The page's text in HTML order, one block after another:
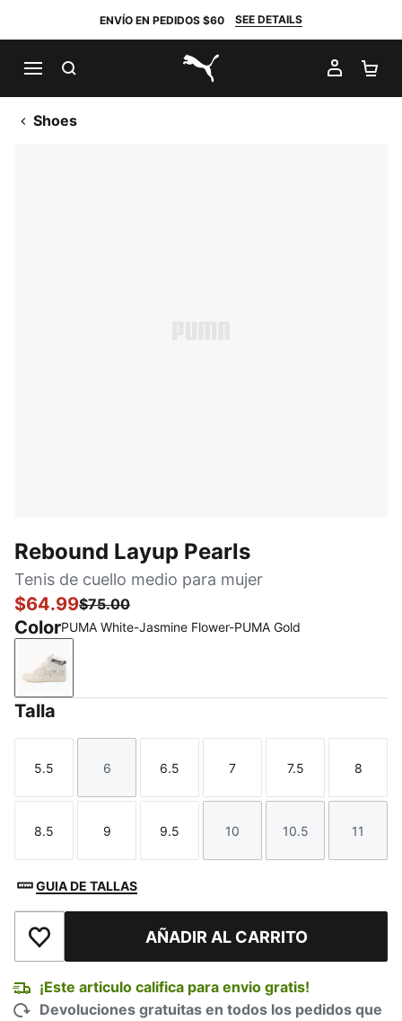
ENVÍO EN PEDIDOS $60 SEE DETAILS
PUMA.com
MI
Shoes
Rebound Layup Pearls
Tenis de cuello medio para mujer
$64.99$75.00
ColorPUMA White-Jasmine Flower-PUMA Gold
PUMA White-Jasmine Flower-PUMA Gold
Talla
Talla
5.5
Talla
6
Talla
6.5
Talla
7
Talla
7.5
Talla
8
Talla
8.5
Talla
9
Talla
9.5
Talla
10
Talla
10.5
Talla
11
GUIA DE TALLAS
Añadir a la lista de deseosAÑADIR AL CARRITO
¡Este articulo califica para envio gratis!
Devoluciones gratuitas en todos los pedidos que